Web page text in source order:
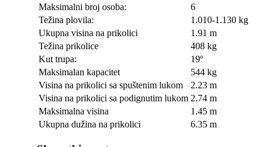
Maksimalni broj osoba:
6
Težina plovila:
1.010-1.130 kg
Ukupna visina na prikolici
1.91 m
Težina prikolice
408 kg
Kut trupa:
19º
Maksimalan kapacitet
544 kg
Visina na prikolici sa spuštenim lukom
2.23 m
Visina na prikolici sa podignutim lukom 2.74 m
Maksimalna visina
1.45 m
Ukupna dužina na prikolici
6.35 m